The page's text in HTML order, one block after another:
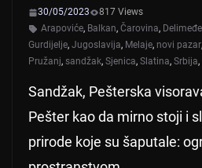
30/05/2023
817 Views
Arapoviće, Balkan, Čarovina, Delimeđe
Gurdijelje, Jugoslavija, Melaje, novi pazar,
Pružanj, sandžak, Sjenica, Slatina, Srbija,
Sandžak, Pešterska
Pešter kao da mirno stoji i
prirode koje su šaputale: